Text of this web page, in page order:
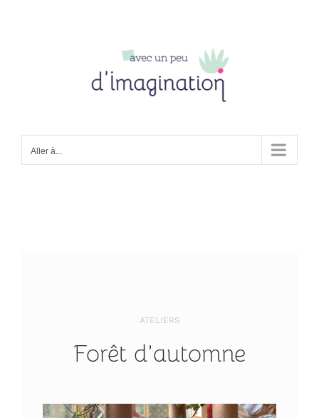
Aller à...
ATELIERS
Forêt d’automne